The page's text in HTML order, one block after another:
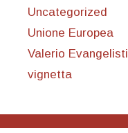
Uncategorized
Unione Europea
Valerio Evangelisti
vignetta